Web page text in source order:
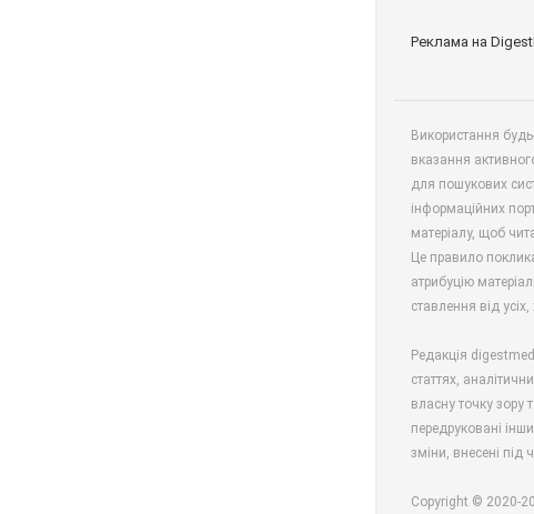
Реклама на
Використання
вказання
для пошукових
інформаційних
матеріалу, щоб
Це правило
атрибуцію
ставлення від
Редакція
статтях,
власну точку зору
передруковані
зміни, внесені під
Copyright © 2020-